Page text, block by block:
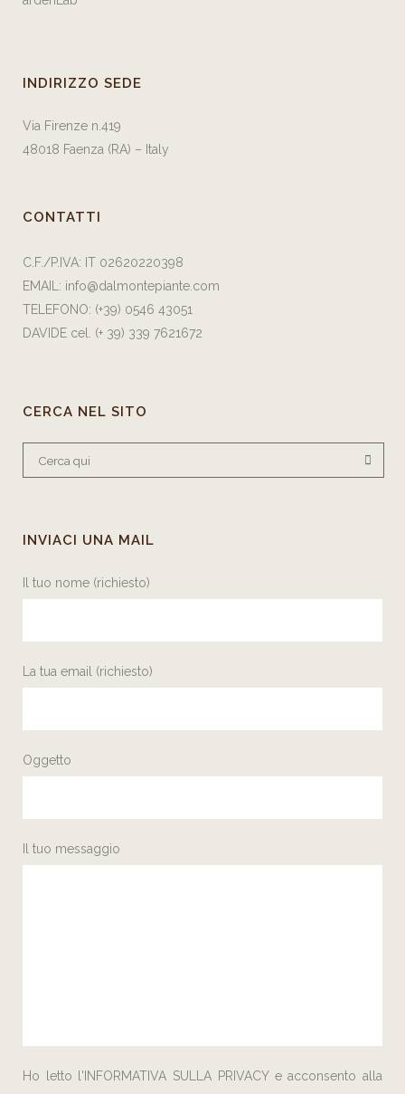
INDIRIZZO SEDE
Via Firenze n.419
48018 Faenza (RA) – Italy
CONTATTI
C.F./P.IVA: IT 02620220398
EMAIL: info@dalmontepiante.com
TELEFONO: (+39) 0546 43051
DAVIDE cel. (+ 39) 339 7621672
CERCA NEL SITO
INVIACI UNA MAIL
Il tuo nome (richiesto)
La tua email (richiesto)
Oggetto
Il tuo messaggio
Ho letto l' INFORMATIVA SULLA PRIVACYe acconsento alla